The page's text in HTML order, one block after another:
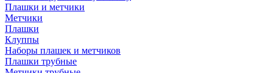
Плашки и метчики
Метчики
Плашки
Клуппы
Наборы плашек и метчиков
Плашки трубные